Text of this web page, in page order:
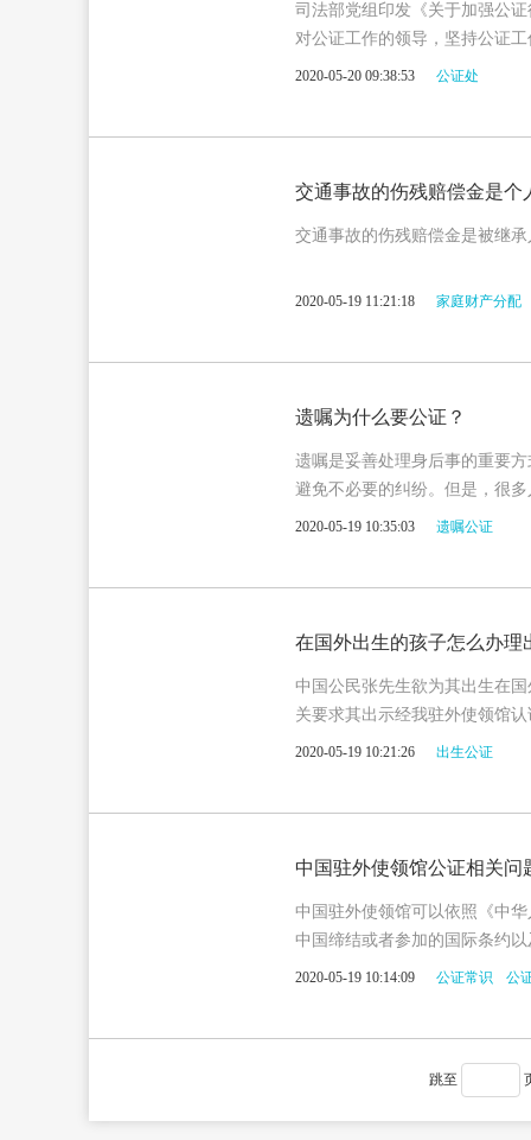
司法部党组印发《关于加强公
对公证工作的领导，坚持公证
人民群众日益增长的公证法律
2020-05-20 09:38:53 公证处
交通事故的伤残赔偿金是
交通事故的伤残赔偿金是被继
2020-05-19 11:21:18 家庭财产分配
遗嘱为什么要公证？
遗嘱是妥善处理身后事的重要
避免不必要的纠纷。但是，很
什么还要去办理遗嘱公证？
2020-05-19 10:35:03 遗嘱公证
在国外出生的孩子怎么办理
中国公民张先生欲为其出生在
关要求其出示经我驻外使领馆
2020-05-19 10:21:26 出生公证
中国驻外使领馆公证相关问
中国驻外使领馆可以依照《中
中国缔结或者参加的国际条约
2020-05-19 10:14:09 公证常识 公
跳至